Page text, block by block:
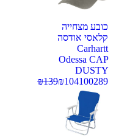
כובע מצחייה
קלאסי אודסה
Carhartt
Odessa CAP
DUSTY
100289
₪104
₪139